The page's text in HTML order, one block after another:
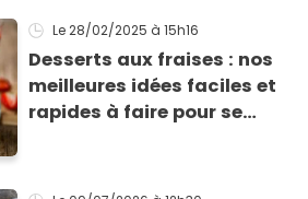
Le 28/02/2025 à 15h16
Desserts aux fraises : nos
meilleures idées faciles et
rapides à faire pour se